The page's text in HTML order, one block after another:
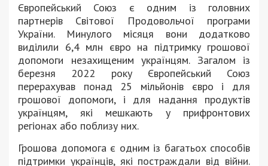
Європейський Союз є одним із головних
партнерів Світової Продовольчої програми
України. Минулого місяця вони додатково
виділили 6,4 млн євро на підтримку грошової
допомоги незахищеним українцям. Загалом із
березня 2022 року Європейський Союз
перерахував понад 25 мільйонів євро і для
грошової допомоги, і для надання продуктів
українцям, які мешкають у прифронтових
регіонах або поблизу них.
Грошова допомога є одним із багатьох способів
підтримки українців, які постраждали від війни.